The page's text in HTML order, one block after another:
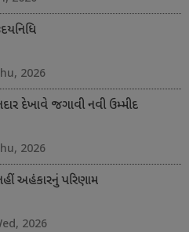
2026
દેખાવે જગાવી નવી ઉમ્મીદ
2026
અહંકારનું પરિણામ
2026